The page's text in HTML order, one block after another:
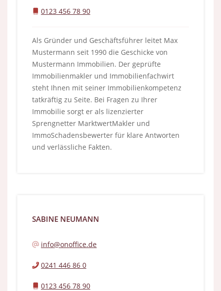
0123 456 78 90
Als Gründer und Geschäftsführer leitet Max
Mustermann seit 1990 die Geschicke von
Mustermann Immobilien. Der geprüfte
Immobilienmakler und Immobilienfachwirt
steht Ihnen mit seiner Immobilienkompetenz
tatkräftig zu Seite. Bei Fragen zu Ihrer
Immobilie sorgt er als lizenzierter
Sprengnetter MarktwertMakler und
ImmoSchadensbewerter für klare Antworten
und verlässliche Fakten.
SABINE NEUMANN
info@onoffice.de
0241 446 86 0
0123 456 78 90